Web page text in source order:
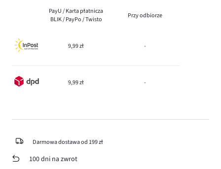
PayU / Karta płatnicza
BLIK / PayPo / Twisto
Przy odbiorze
9,99 zł -
9,99 zł -
Darmowa dostawa od 199 zł
100 dni na zwrot